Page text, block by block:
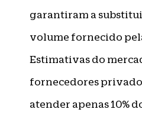
garantiram a
volume fornecido
Estimativas do
fornecedores
atender apenas 10%